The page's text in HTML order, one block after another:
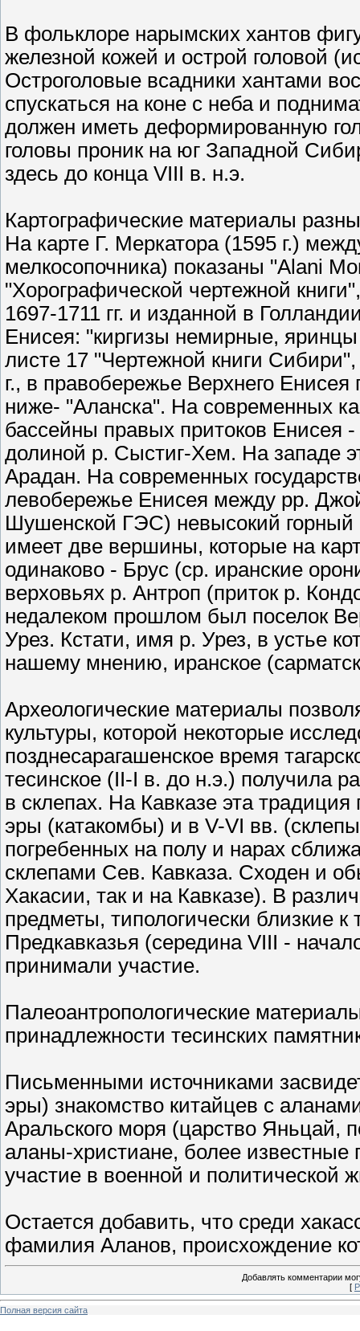
В фольклоре нарымских хантов
железной кожей и острой головой
Остроголовые всадники хантами
спускаться на коне с неба и
должен иметь деформированную
головы проник на юг Западной
здесь до конца VIII в. н.э.
Картографические материалы
На карте Г. Меркатора (1595 г.)
мелкосопочника) показаны "Alani
"Хорографической чертежной
1697-1711 гг. и изданной в
Енисея: "киргизы немирные,
листе 17 "Чертежной книги
г., в правобережье Верхнего
ниже- "Аланска". На современных
бассейны правых притоков Енисея
долиной р. Сыстиг-Хем. На западе
Арадан. На современных
левобережье Енисея между pp.
Шушенской ГЭС) невысокий горный
имеет две вершины, которые на
одинаково - Брус (ср. иранские
верховьях р. Антроп (приток р.
недалеком прошлом был поселок
Урез. Кстати, имя р. Урез, в устье
нашему мнению, иранское
Археологические материалы
культуры, которой некоторые
позднесарагашенское время
тесинское (II-I в. до н.э.) получила
в склепах. На Кавказе эта
эры (катакомбы) и в V-VI вв.
погребенных на полу и нарах
склепами Сев. Кавказа. Сходен и
Хакасии, так и на Кавказе). В
предметы, типологически близкие
Предкавказья (середина VIII -
принимали участие.
Палеоантропологические
принадлежности тесинских
Письменными источниками
эры) знакомство китайцев с
Аральского моря (царство Яньцай,
аланы-христиане, более
участие в военной и политической
Остается добавить, что среди
фамилия Аланов, происхождение
Добавлять комментарии
[
Полная версия сайта